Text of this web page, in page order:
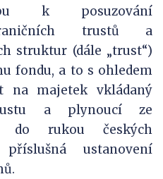
k posuzování
trustů a
struktur (dále „trust“)
fondu, a to s ohledem
na majetek vkládaný
a plynoucí ze
do rukou českých
ustanovení